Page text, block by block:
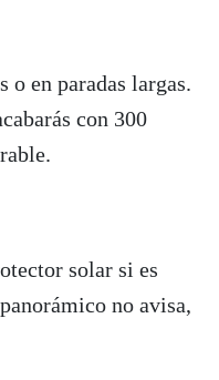
o en paradas largas.
con 300
solar si es
no avisa,